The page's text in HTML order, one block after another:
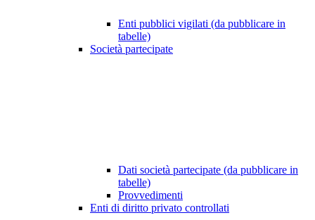
Enti pubblici vigilati (da pubblicare in
tabelle)
Società partecipate
Dati società partecipate (da pubblicare in
tabelle)
Provvedimenti
Enti di diritto privato controllati